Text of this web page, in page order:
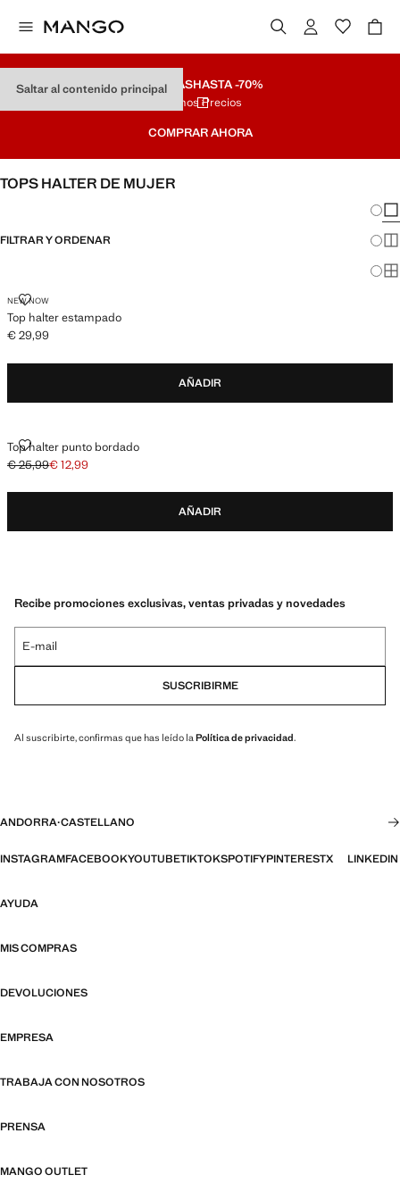
Saltar al contenido principal
REBAJASHASTA -70%
Últimos Precios
COMPRAR AHORA
TOPS HALTER DE MUJER
FILTRAR Y ORDENAR
NEW NOW
Top halter estampado
TOP HALTER ESTAMPADO
Precio actual [€ 29,99 ]
€ 29,99
AÑADIR
Top halter punto bordado
TOP HALTER PUNTO BORDADO
Precio inicial tachado [€ 25,99 ]
€ 25,99
Precio actual [€ 12,99 ]
€ 12,99
AÑADIR
Recibe promociones exclusivas, ventas privadas y novedades
E-mail
SUSCRIBIRME
Al suscribirte, confirmas que has leído la Política de privacidad.
ANDORRA·CASTELLANO
INSTAGRAMFACEBOOKYOUTUBETIKTOKSPOTIFYPINTERESTX LINKEDIN
AYUDA
MIS COMPRAS
DEVOLUCIONES
EMPRESA
TRABAJA CON NOSOTROS
PRENSA
MANGO OUTLET